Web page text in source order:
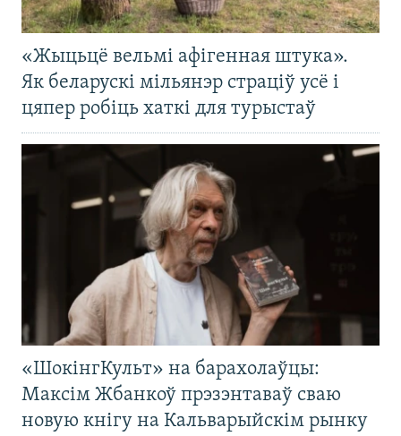
«Жыцьцё вельмі афігенная штука».
Як беларускі мільянэр страціў усё і
цяпер робіць хаткі для турыстаў
«ШокінгКульт» на барахолаўцы:
Максім Жбанкоў прэзэнтаваў сваю
новую кнігу на Кальварыйскім рынку